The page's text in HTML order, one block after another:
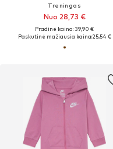
Treningas
Nuo 28,73 €
Pradinė kaina: 39,90 €
Paskutinė mažiausia kaina:25,54 €